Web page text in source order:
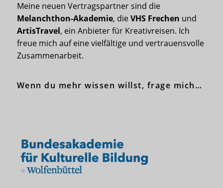
Meine neuen Vertragspartner sind die
Melanchthon-Akademie, dieVHS Frechen und
ArtisTravel, ein Anbieter für Kreativreisen. Ich
freue mich auf eine vielfältige und vertrauensvolle
Zusammenarbeit.
Wenn du mehr wissen willst, frage mich…